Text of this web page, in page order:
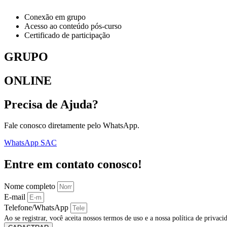
Conexão em grupo
Acesso ao conteúdo pós-curso
Certificado de participação
GRUPO
ONLINE
Precisa de Ajuda?
Fale conosco diretamente pelo WhatsApp.
WhatsApp SAC
Entre em contato conosco!
Nome completo
E-mail
Telefone/WhatsApp
Ao se registrar, você aceita nossos termos de uso e a nossa política de